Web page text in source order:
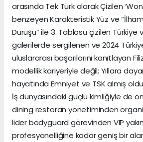
arasında Tek Türk olarak Çizilen
benzeyen Karakteristik Yüz ve
Duruşu” ile 3. Tablosu çizilen Türkiye
galerilerde sergilenen ve 2024
uluslararası başarılarını kanıtlayan
modellik kariyeriyle değil; Yıllara
hayatında Emniyet ve TSK almış
İş dünyasındaki güçlü kimliğiyle de
dining restoran yönetiminden
lider bodyguard görevinden VIP
profesyonelliğine kadar geniş bir